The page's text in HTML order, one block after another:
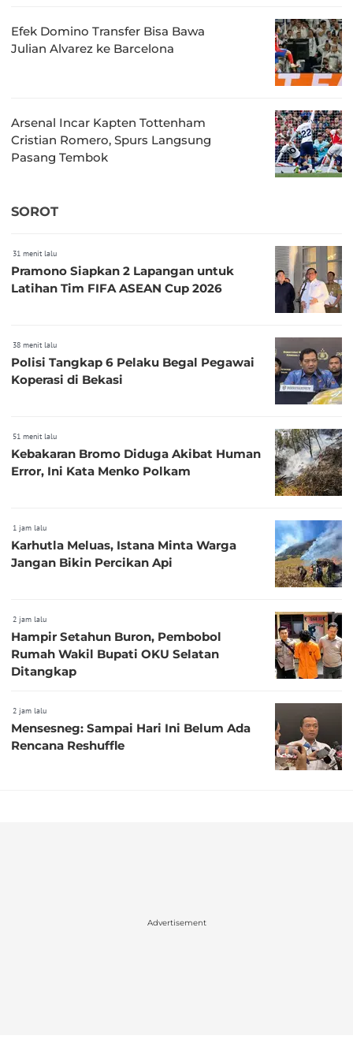
Efek Domino Transfer Bisa Bawa
Julian Alvarez ke Barcelona
Arsenal Incar Kapten Tottenham
Cristian Romero, Spurs Langsung
Pasang Tembok
SOROT
31 menit lalu
Pramono Siapkan 2 Lapangan untuk
Latihan Tim FIFA ASEAN Cup 2026
38 menit lalu
Polisi Tangkap 6 Pelaku Begal Pegawai
Koperasi di Bekasi
51 menit lalu
Kebakaran Bromo Diduga Akibat Human
Error, Ini Kata Menko Polkam
1 jam lalu
Karhutla Meluas, Istana Minta Warga
Jangan Bikin Percikan Api
2 jam lalu
Hampir Setahun Buron, Pembobol
Rumah Wakil Bupati OKU Selatan
Ditangkap
2 jam lalu
Mensesneg: Sampai Hari Ini Belum Ada
Rencana Reshuffle
Advertisement